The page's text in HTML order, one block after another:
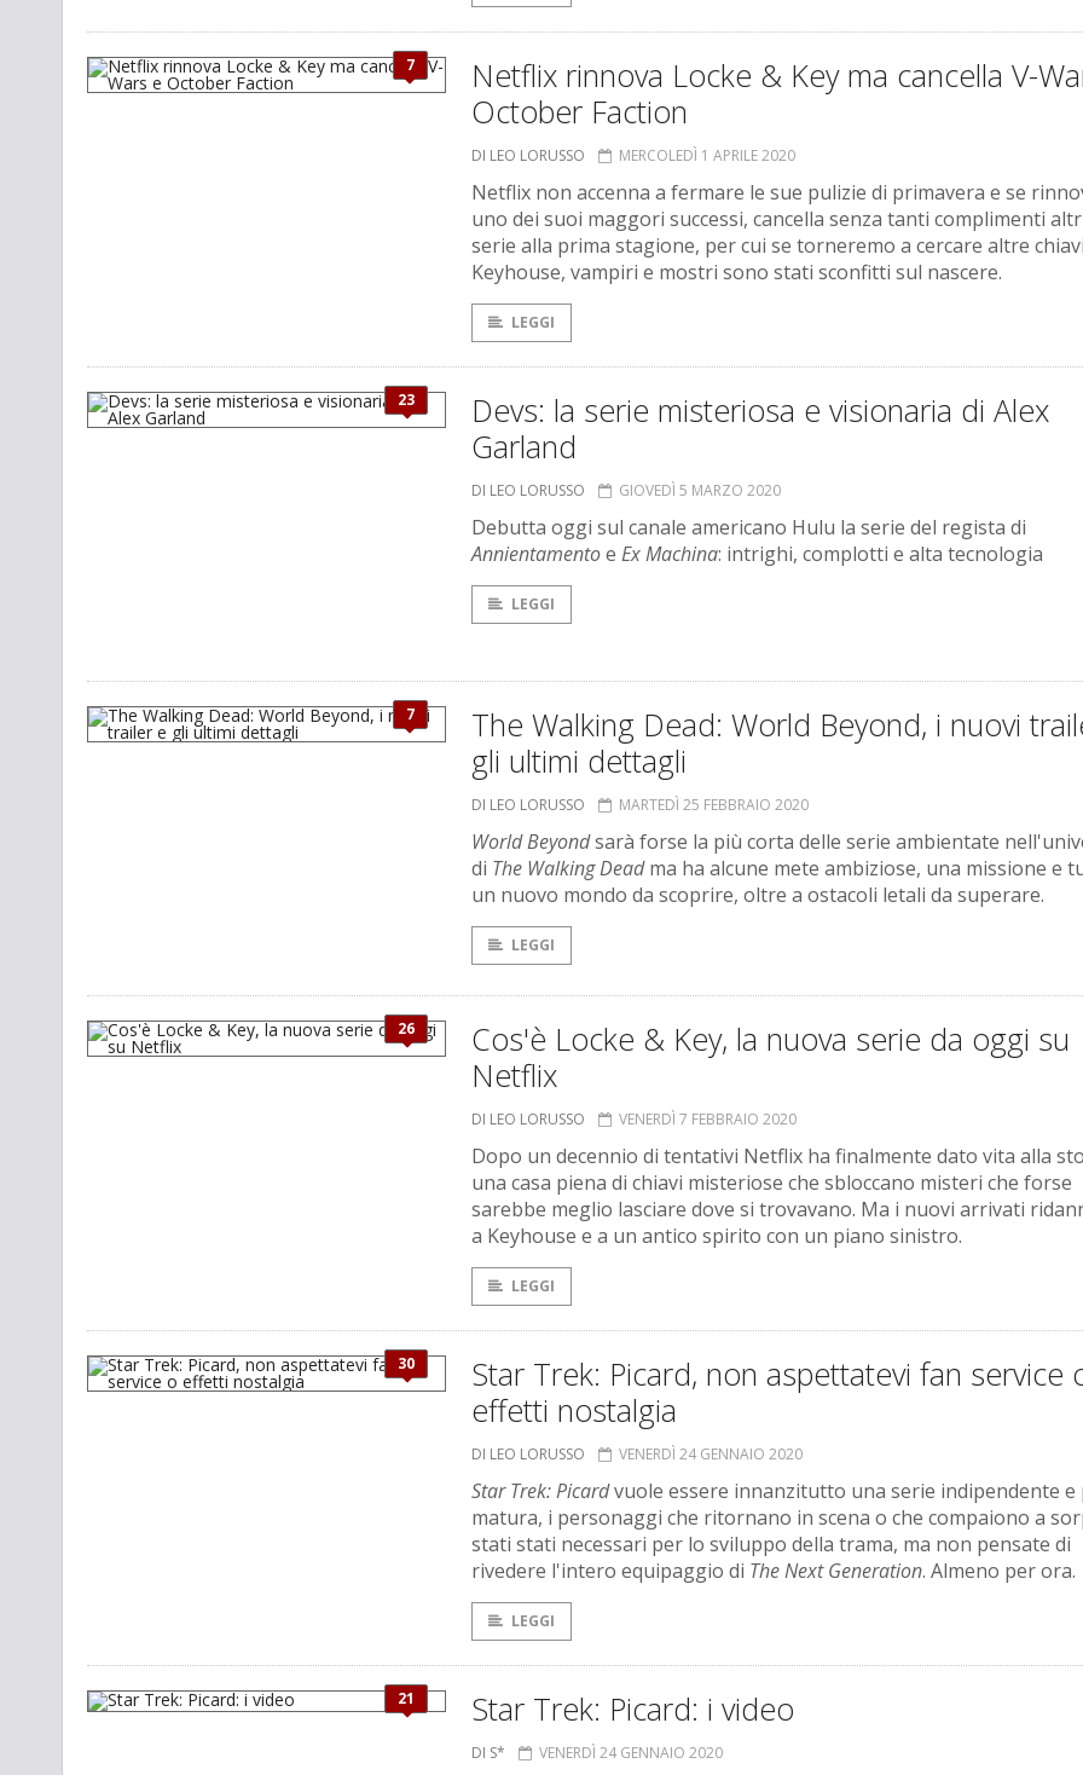
7
Netflix rinnova Locke & Key ma cancella V-
October Faction
DI LEO LORUSSO MERCOLEDÌ 1 APRILE 2020
Netflix non accenna a fermare le sue pulizie di primavera e se
uno dei suoi maggori successi, cancella senza tanti complimenti
serie alla prima stagione, per cui se torneremo a cercare altre
Keyhouse, vampiri e mostri sono stati sconfitti sul nascere.
LEGGI
23
Devs: la serie misteriosa e visionaria di Alex
Garland
DI LEO LORUSSO GIOVEDÌ 5 MARZO 2020
Debutta oggi sul canale americano Hulu la serie del regista di
Annientamentoe Ex Machina: intrighi, complotti e alta tecnologia
LEGGI
7
The Walking Dead: World Beyond, i nuovi
gli ultimi dettagli
DI LEO LORUSSO MARTEDÌ 25 FEBBRAIO 2020
World Beyondsarà forse la più corta delle serie ambientate
di The Walking Deadma ha alcune mete ambiziose, una missione e
un nuovo mondo da scoprire, oltre a ostacoli letali da superare.
LEGGI
26
Cos'è Locke & Key, la nuova serie da oggi su
Netflix
DI LEO LORUSSO VENERDÌ 7 FEBBRAIO 2020
Dopo un decennio di tentativi Netflix ha finalmente dato vita alla
una casa piena di chiavi misteriose che sbloccano misteri che forse
sarebbe meglio lasciare dove si trovavano. Ma i nuovi arrivati
a Keyhouse e a un antico spirito con un piano sinistro.
LEGGI
30
Star Trek: Picard, non aspettatevi fan service
effetti nostalgia
DI LEO LORUSSO VENERDÌ 24 GENNAIO 2020
Star Trek: Picardvuole essere innanzitutto una serie indipendente e
matura, i personaggi che ritornano in scena o che compaiono a
stati stati necessari per lo sviluppo della trama, ma non pensate di
rivedere l'intero equipaggio di The Next Generation. Almeno per ora.
LEGGI
21 Star Trek: Picard: i video
DI S* VENERDÌ 24 GENNAIO 2020